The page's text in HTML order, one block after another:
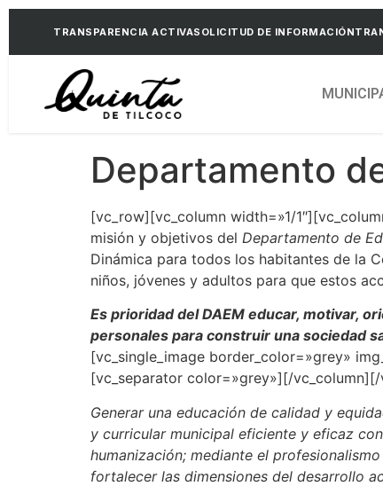
TRANSPARENCIA ACTIVASOLICITUD DE INFORMACIÓN
Departamento
[vc_row][vc_column width=»1/
misión y objetivos del Departamento de
Dinámica para todos los habitantes de la
niños, jóvenes y adultos para que estos
Es prioridad del DAEM educar, motivar,
personales para construir una sociedad
[vc_single_image border_color=»grey»
[vc_separator color=»grey»][/
Generar una educación de calidad y
y curricular municipal eficiente y eficaz
humanización; mediante el
fortalecer las dimensiones del desarrollo